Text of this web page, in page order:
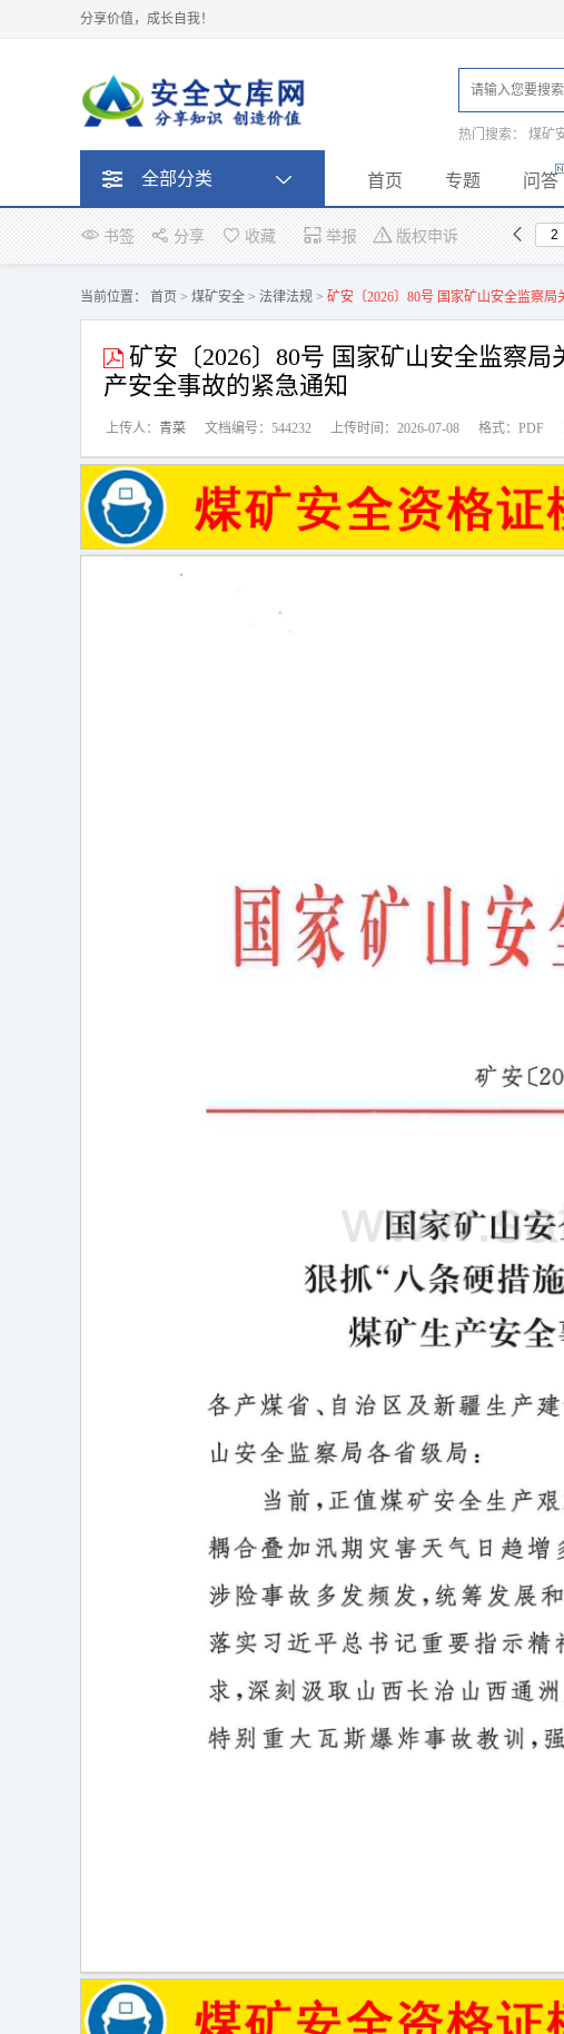
分享价值，成长自我！
热门搜索： 煤矿
全部分类 首页 专题 问答
书签 分享 收藏 举报 版权申诉
当前位置： 首页 > 煤矿安全 > 法律法规 > 矿安〔2026〕80号 国家矿山安全监察
矿安〔2026〕80号 国家矿山安全监察
产安全事故的紧急通知
上传人： 青菜 文档编号：544232 上传时间：2026-07-08 格式：PDF